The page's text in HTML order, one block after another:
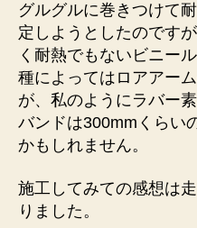
グルグルに巻きつけて
定しようとしたのです
く耐熱でもないビニー
種によってはロアアー
が、私のようにラバー
バンドは300mmくらい
かもしれません。
施工してみての感想は
りました。